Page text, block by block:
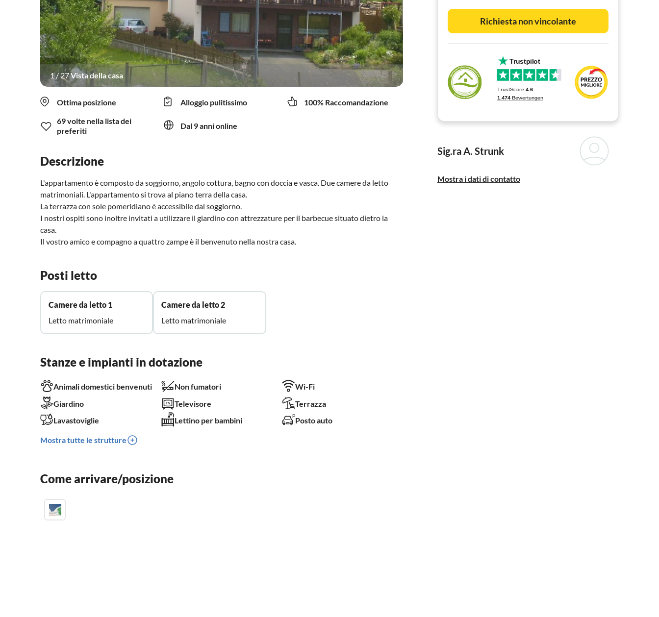
1/27Vista della casa
Ottima posizione Alloggio pulitissimo
100% Raccomandazione
69 volte nella lista dei
preferiti
Dal 9 anni online
Descrizione
L'appartamento è composto da soggiorno, angolo cottura, bagno con doccia e vasca. Due camere da letto
matrimoniali. L'appartamento si trova al piano terra della casa.
La terrazza con sole pomeridiano è accessibile dal soggiorno.
I nostri ospiti sono inoltre invitati a utilizzare il giardino con attrezzature per il barbecue situato dietro la
casa.
Il vostro amico e compagno a quattro zampe è il benvenuto nella nostra casa.
Posti letto
Camere da letto 1
Letto matrimoniale
Camere da letto 2
Letto matrimoniale
Stanze e impianti in dotazione
Animali domestici benvenuti Non fumatori
Wi-Fi
Giardino
Televisore
Terrazza
Lavastoviglie
Lettino per bambini Posto auto
Mostra tutte le strutture
Come arrivare/posizione
Richiesta non vincolante
Sig.ra A. Strunk
Mostra i dati di contatto